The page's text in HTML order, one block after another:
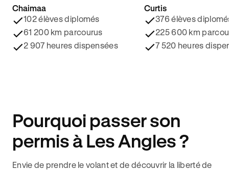
4.8/5 ⭐️
Chaimaa
102 élèves diplomés
61 200 km parcourus
2 907 heures dispensées
4.9/5 ⭐️
Curtis
376 élèves
225 600 km
7 520 heures
Pourquoi passer son
permis à Les Angles ?
Envie de prendre le volant et de découvrir la liberté de